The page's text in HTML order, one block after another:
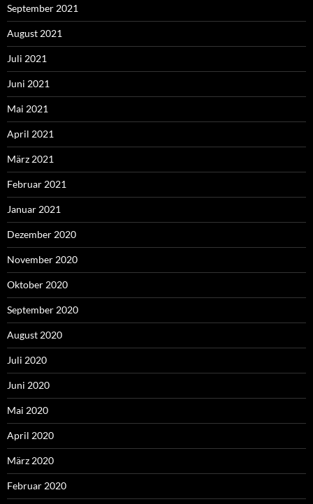
September 2021
August 2021
Juli 2021
Juni 2021
Mai 2021
April 2021
März 2021
Februar 2021
Januar 2021
Dezember 2020
November 2020
Oktober 2020
September 2020
August 2020
Juli 2020
Juni 2020
Mai 2020
April 2020
März 2020
Februar 2020